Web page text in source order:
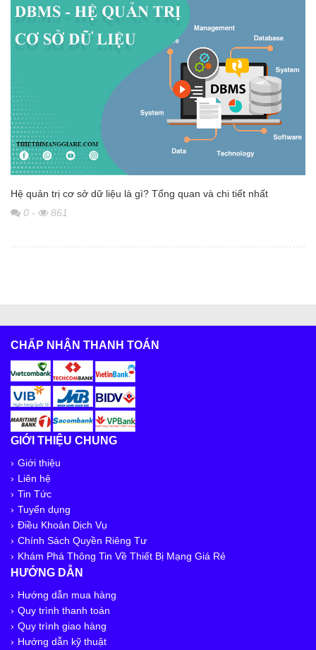
Hệ quản trị cơ sở dữ liệu là gì? Tổng quan và chi tiết nhất
0 - 861
CHẤP NHẬN THANH TOÁN
GIỚI THIỆU CHUNG
Giới thiệu
Liên hệ
Tin Tức
Tuyển dụng
Điều Khoản Dịch Vụ
Chính Sách Quyền Riêng Tư
Khám Phá Thông Tin Về Thiết Bị Mạng Giá Rẻ
HƯỚNG DẪN
Hướng dẫn mua hàng
Quy trình thanh toán
Quy trình giao hàng
Hướng dẫn kỹ thuật